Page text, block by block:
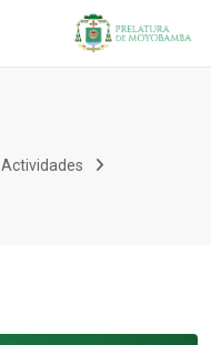
Actividades